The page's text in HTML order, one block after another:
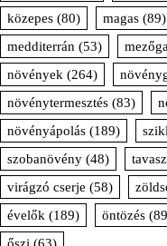
közepes (80) magas (89)
medditerrán (53)
növények (264)
növénytermesztés (83)
növényápolás (189)
szobanövény (48)
virágzó cserje (58)
évelők (189) öntözés